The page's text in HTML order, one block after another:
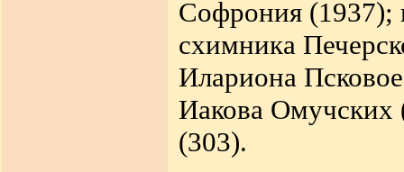
Софрония (1937);
схимника
Илариона
Иакова Омучских
(303).